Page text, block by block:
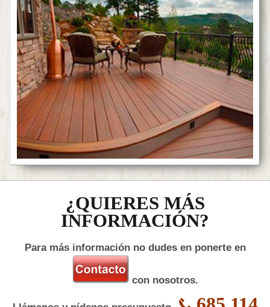
¿QUIERES MÁS
INFORMACIÓN?
Para más información no dudes en ponerte en
con nosotros.